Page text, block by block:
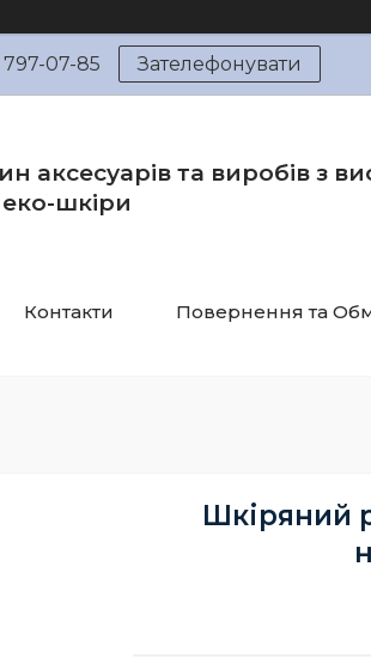
07-85 Зателефонувати
аксесуарів та виробів з
шкіри
Контакти Повернення та
Шкіряний